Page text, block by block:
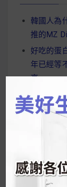
韓國人為
推的MZ
好吃的蛋
年已經等
享～
2026 過
停用猛健
公主營
你一定要